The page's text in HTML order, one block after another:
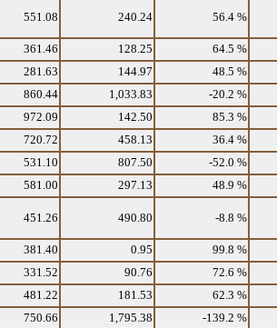
551.08 240.24 56.4 %
361.46 128.25 64.5 %
281.63 144.97 48.5 %
860.44 1,033.83 -20.2 %
972.09 142.50 85.3 %
720.72 458.13 36.4 %
531.10 807.50 -52.0 %
581.00 297.13 48.9 %
451.26 490.80 -8.8 %
381.40 0.95 99.8 %
331.52 90.76 72.6 %
481.22 181.53 62.3 %
750.66 1,795.38 -139.2 %